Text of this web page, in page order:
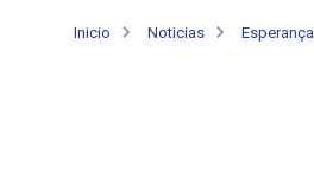
Inicio Noticias Esperança